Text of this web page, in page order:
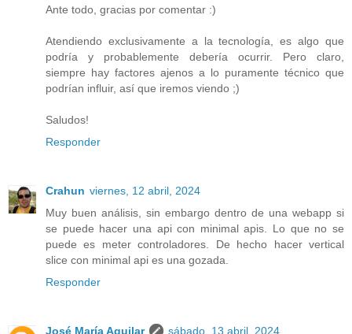
Ante todo, gracias por comentar :)
Atendiendo exclusivamente a la tecnología, es algo que
podría y probablemente debería ocurrir. Pero claro,
siempre hay factores ajenos a lo puramente técnico que
podrían influir, así que iremos viendo ;)
Saludos!
Responder
Crahun viernes, 12 abril, 2024
Muy buen análisis, sin embargo dentro de una webapp si
se puede hacer una api con minimal apis. Lo que no se
puede es meter controladores. De hecho hacer vertical
slice con minimal api es una gozada.
Responder
José María Aguilar
sábado, 13 abril, 2024